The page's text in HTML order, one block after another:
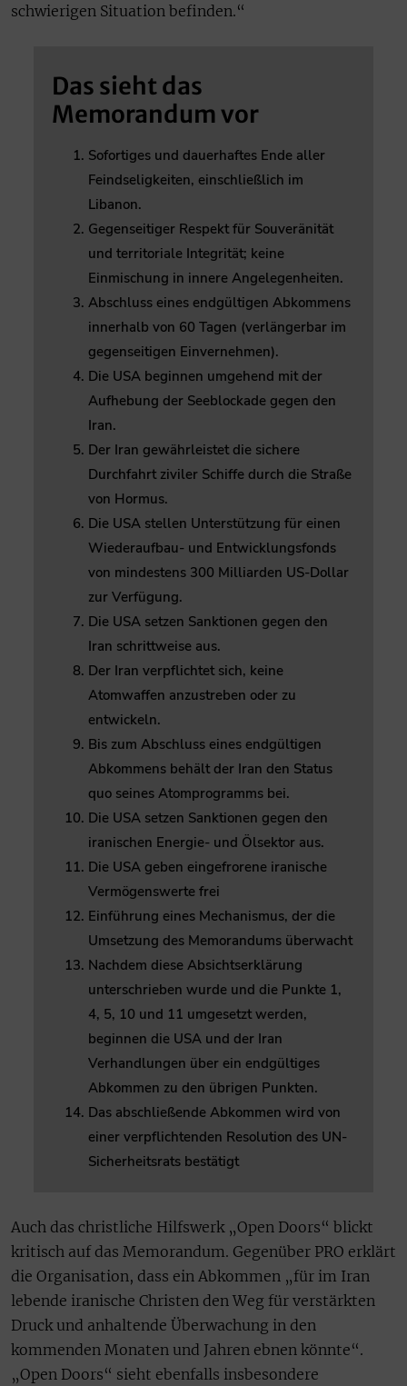
schwierigen Situation befinden.“
Das sieht das
Memorandum vor
Sofortiges und dauerhaftes Ende aller
Feindseligkeiten, einschließlich im
Libanon.
Gegenseitiger Respekt für Souveränität
und territoriale Integrität; keine
Einmischung in innere Angelegenheiten.
Abschluss eines endgültigen Abkommens
innerhalb von 60 Tagen (verlängerbar im
gegenseitigen Einvernehmen).
Die USA beginnen umgehend mit der
Aufhebung der Seeblockade gegen den
Iran.
Der Iran gewährleistet die sichere
Durchfahrt ziviler Schiffe durch die Straße
von Hormus.
Die USA stellen Unterstützung für einen
Wiederaufbau- und Entwicklungsfonds
von mindestens 300 Milliarden US-Dollar
zur Verfügung.
Die USA setzen Sanktionen gegen den
Iran schrittweise aus.
Der Iran verpflichtet sich, keine
Atomwaffen anzustreben oder zu
entwickeln.
Bis zum Abschluss eines endgültigen
Abkommens behält der Iran den Status
quo seines Atomprogramms bei.
Die USA setzen Sanktionen gegen den
iranischen Energie- und Ölsektor aus.
Die USA geben eingefrorene iranische
Vermögenswerte frei
Einführung eines Mechanismus, der die
Umsetzung des Memorandums überwacht
Nachdem diese Absichtserklärung
unterschrieben wurde und die Punkte 1,
4, 5, 10 und 11 umgesetzt werden,
beginnen die USA und der Iran
Verhandlungen über ein endgültiges
Abkommen zu den übrigen Punkten.
Das abschließende Abkommen wird von
einer verpflichtenden Resolution des UN-
Sicherheitsrats bestätigt
Auch das christliche Hilfswerk „Open Doors“ blickt
kritisch auf das Memorandum. Gegenüber PRO erklärt
die Organisation, dass ein Abkommen „für im Iran
lebende iranische Christen den Weg für verstärkten
Druck und anhaltende Überwachung in den
kommenden Monaten und Jahren ebnen könnte“.
„Open Doors“ sieht ebenfalls insbesondere